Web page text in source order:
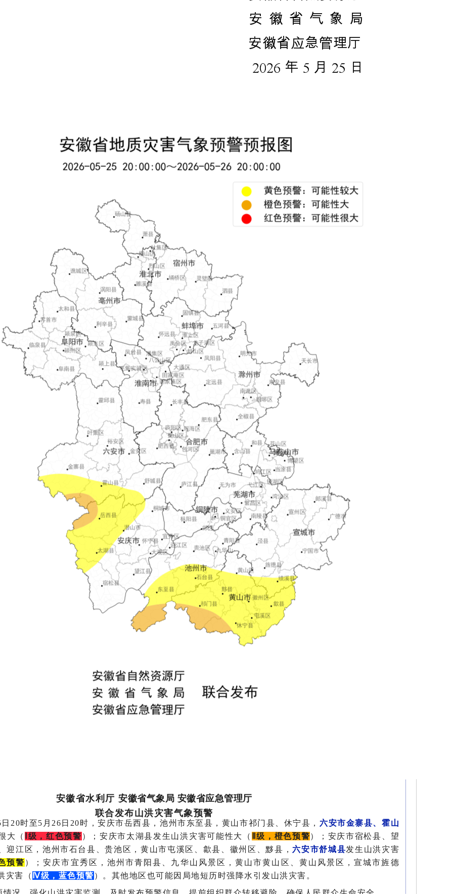
安徽省水利厅 安徽省气象局 安徽省应急管理厅
联合发布山洪灾害气象预警
20时至5月26日20时，安庆市岳西县，池州市东至县，黄山市祁门县、休宁县，六安市金寨县、霍山
大（
Ⅰ级，红色预警 ）；安庆市太湖县发生山洪灾害可能性大（ Ⅱ级，橙色预警）；安庆市宿松县、望
迎江区，池州市石台县、贵池区，黄山市屯溪区、歙县、徽州区、黟县，六安市舒城县发生山洪灾害
预警 ）；安庆市宜秀区，池州市青阳县、 九华山风景区 ，黄山市黄山区、黄山风景区，宣城市旌德
灾害（ Ⅳ级，蓝色预警 ）。其他地区也可能因局地短历时强降水引发山洪灾害。